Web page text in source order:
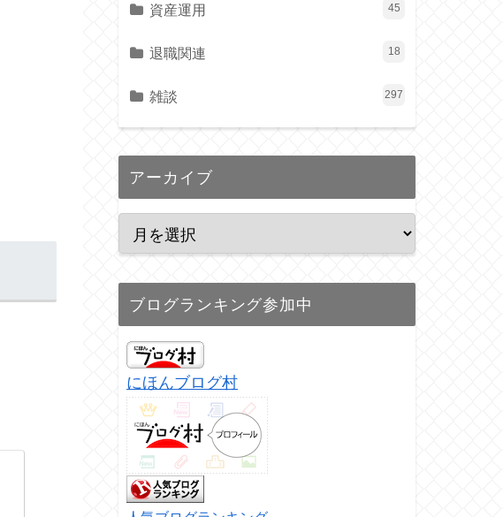
資産運用 45
退職関連 18
雑談 297
アーカイブ
ブログランキング参加中
にほんブログ村